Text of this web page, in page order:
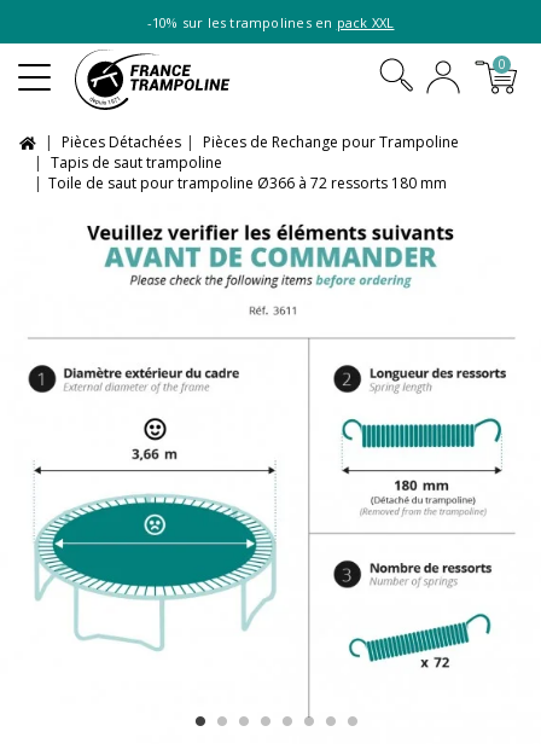
-10% sur les trampolines en pack XXL
0
Pièces Détachées
Pièces de Rechange pour Trampoline
Tapis de saut trampoline
Toile de saut pour trampoline Ø366 à 72 ressorts 180 mm